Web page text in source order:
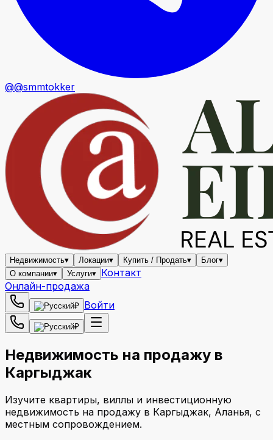
@@smmtokker
Недвижимость▾ Локации▾ Купить / Продать▾ Блог▾
О компании▾ Услуги▾ Контакт
Онлайн-продажа
₽ Войти
₽
Недвижимость на продажу в
Каргыджак
Изучите квартиры, виллы и инвестиционную
недвижимость на продажу в Каргыджак, Аланья, с
местным сопровождением.